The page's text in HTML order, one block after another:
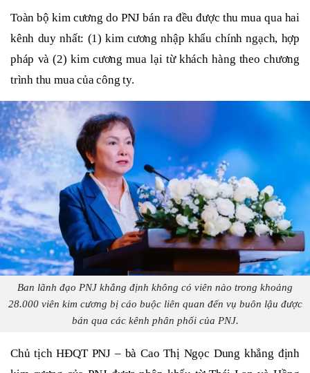
Toàn bộ kim cương do PNJ bán ra đều được thu mua qua hai
kênh duy nhất: (1) kim cương nhập khẩu chính ngạch, hợp
pháp và (2) kim cương mua lại từ khách hàng theo chương
trình thu mua của công ty.
Ban lãnh đạo PNJ khẳng định không có viên nào trong khoảng
28.000 viên kim cương bị cáo buộc liên quan đến vụ buôn lậu được
bán qua các kênh phân phối của PNJ.
Chủ tịch HĐQT PNJ – bàCao Thị Ngọc Dung khẳng định